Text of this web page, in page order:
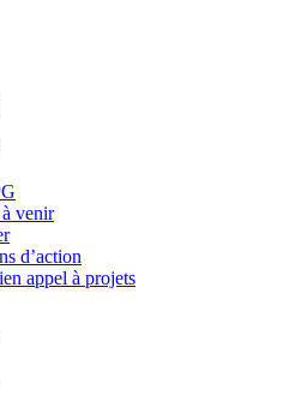
venir
d’action
appel à projets